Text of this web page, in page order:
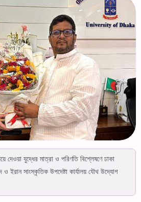
দেওয়া যুদ্ধের মাত্রা ও পরিণতি বিশ্লেষণে ঢাকা
ও ইরান সাংস্কৃতিক উপদেষ্টা কার্যালয় যৌথ উদ্যোগ